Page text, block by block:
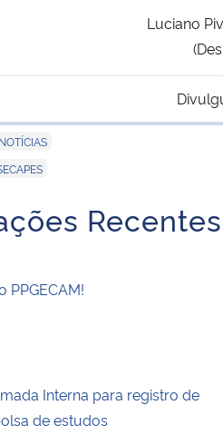
Luciano
NOTÍCIAS
Recentes
PPGECAM!
Interna para registro de
de estudos